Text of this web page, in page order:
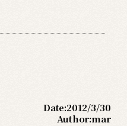
Date:2012/3/30
Author:mar